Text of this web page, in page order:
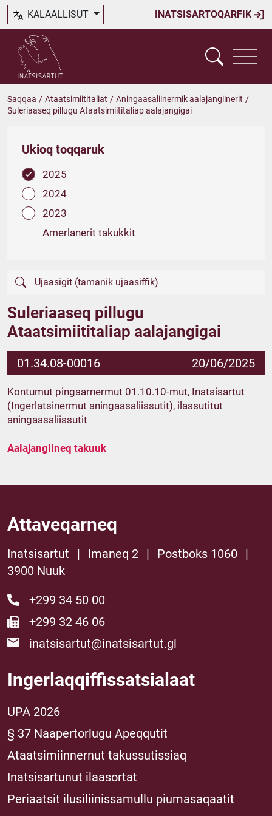
INATSISARTOQARFIK
KALAALLISUT
Saqqaa / Ataatsimiititaliat / Aningaasaliinermik aalajangiinerit /
Suleriaaseq pillugu Ataatsimiititaliap aalajangigai
Ukioq toqqaruk
2025
2024
2023
Amerlanerit takukkit
Suleriaaseq pillugu
Ataatsimiititaliap aalajangigai
01.34.08-00016 20/06/2025
Kontumut pingaarnermut 01.10.10-mut, Inatsisartut
(Ingerlatsinermut aningaasaliissutit), ilassutitut
aningaasaliissutit
Aalajangiineq takuuk
Attaveqarneq
Inatsisartut | Imaneq 2 | Postboks 1060
|
3900 Nuuk
+299 34 50 00
+299 32 46 06
inatsisartut@inatsisartut.gl
Ingerlaqqiffissatsialaat
UPA 2026
§ 37 Naapertorlugu Apeqqutit
Ataatsimiinnernut takussutissiaq
Inatsisartunut ilaasortat
Periaatsit ilusiliinissamullu piumasaqaatit